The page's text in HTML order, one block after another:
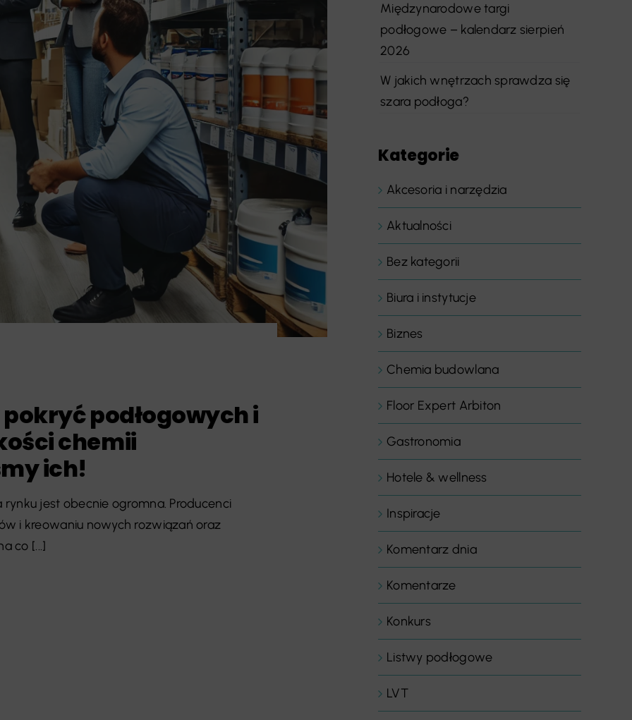
podłogowych i
chemii
ich!
jest obecnie ogromna. Producenci
i kreowaniu nowych rozwiązań oraz
co [...]
Międzynarodowe targi
podłogowe – kalendarz sierpień
2026
W jakich wnętrzach sprawdza się
szara podłoga?
Kategorie
Akcesoria i narzędzia
Aktualności
Bez kategorii
Biura i instytucje
Biznes
Chemia budowlana
Floor Expert Arbiton
Gastronomia
Hotele & wellness
Inspiracje
Komentarz dnia
Komentarze
Konkurs
Listwy podłogowe
LVT